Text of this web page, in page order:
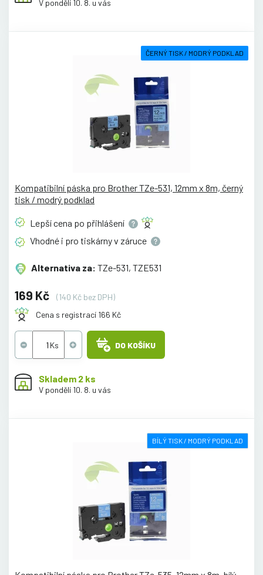
V pondělí 10. 8. u vás
ČERNÝ TISK / MODRÝ PODKLAD
Kompatibilní páska pro Brother TZe-531, 12mm x 8m, černý
tisk / modrý podklad
Lepší cena po přihlášení
Vhodné i pro tiskárny v záruce
Alternativa za: TZe-531, TZE531
169 Kč
(140 Kč bez DPH)
Cena s registrací 166 Kč
DO KOŠÍKU
Skladem 2 ks
V pondělí 10. 8. u vás
BÍLÝ TISK / MODRÝ PODKLAD